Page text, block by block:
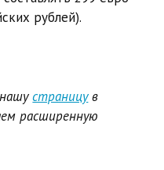
рублей).
нашустраницув
расширенную